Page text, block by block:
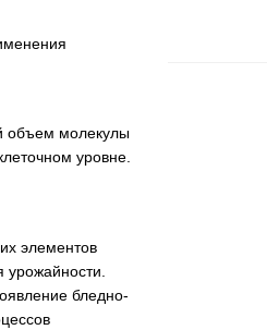
объем молекулы
уровне.
элементов
бледно-